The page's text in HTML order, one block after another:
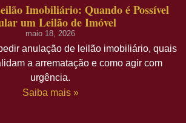
Imobiliário: Quando é Possível
um Leilão de Imóvel
maio 18, 2026
anulação de leilão imobiliário, quais
a arrematação e como agir com
urgência.
Saiba mais »